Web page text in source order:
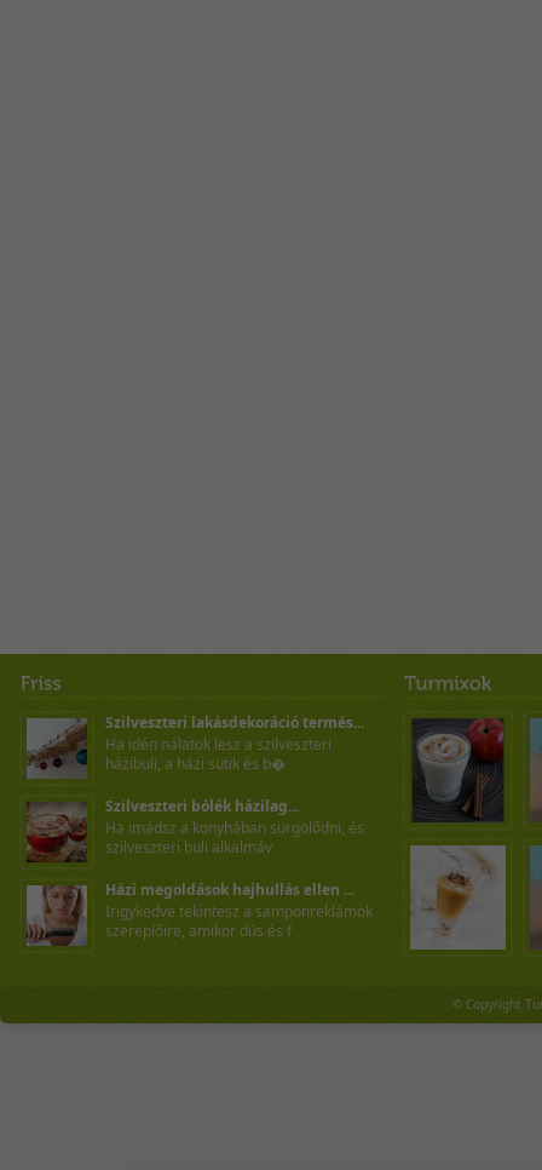
Szilveszteri lakásdekoráció termés...
Ha idén nálatok lesz a szilveszteri
házibuli, a házi sütik és b�
Szilveszteri bólék házilag...
Ha imádsz a konyhában sürgölődni, és
szilveszteri buli alkalmáv
Házi megoldások hajhullás ellen ...
Irigykedve tekintesz a samponreklámok
szereplőire, amikor dús és f
© Copyright